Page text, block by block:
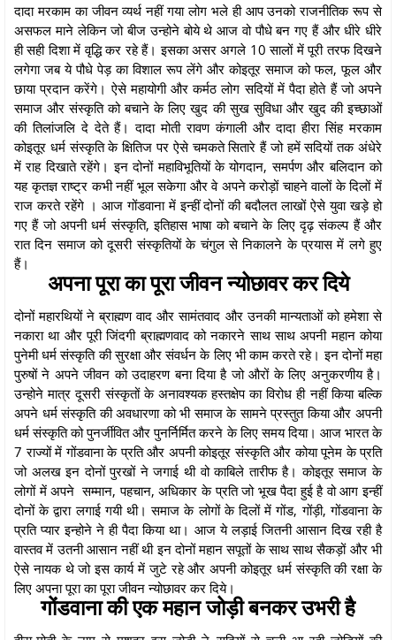
दादा मरकाम का जीवन व्यर्थ नहीं गया लोग भले ही आप उनको राजनीतिक रूप से
असफल माने लेकिन जो बीज उन्होने बोये थे आज वो पौधे बन गए हैं और धीरे धीरे
ही सही दिशा में वृद्धि कर रहे हैं। इसका असर अगले 10 सालों में पूरी तरफ दिखने
लगेगा जब ये पौधे पेड़ का विशाल रूप लेंगे और कोइतूर समाज को फल, फूल और
छाया प्रदान करेंगे। ऐसे महायोगी और कर्मठ लोग सदियों में पैदा होते हैं जो अपने
समाज और संस्कृति को बचाने के लिए खुद की सुख सुविधा और खुद की इच्छाओं
की तिलांजलि दे देते हैं। दादा मोती रावण कंगाली और दादा हीरा सिंह मरकाम
कोइतूर धर्म संस्कृति के क्षितिज पर ऐसे चमकते सितारे हैं जो हमें सदियों तक अंधेरे
में राह दिखाते रहेंगे। इन दोनों महाविभूतियों के योगदान, समर्पण और बलिदान को
यह कृतज्ञ राष्ट्र कभी नहीं भूल सकेगा और वे अपने करोड़ों चाहने वालों के दिलों में
राज करते रहेंगे । आज गोंडवाना में इन्हीं दोनों की बदौलत लाखों ऐसे युवा खड़े हो
गए हैं जो अपनी धर्म संस्कृति, इतिहास भाषा को बचाने के लिए दृढ़ संकल्प हैं और
रात दिन समाज को दूसरी संस्कृतियों के चंगुल से निकालने के प्रयास में लगे हुए
हैं।
अपना पूरा का पूरा जीवन न्योछावर कर दिये
दोनों महारथियों ने ब्राह्मण वाद और सामंतवाद और उनकी मान्यताओं को हमेशा से
नकारा था और पूरी जिंदगी ब्राह्मणवाद को नकारने साथ साथ अपनी महान कोया
पुनेमी धर्म संस्कृति की सुरक्षा और संवर्धन के लिए भी काम करते रहे। इन दोनों महा
पुरुषों ने अपने जीवन को उदाहरण बना दिया है जो औरों के लिए अनुकरणीय है।
उन्होने मात्र दूसरी संस्कृतों के अनावश्यक हस्तक्षेप का विरोध ही नहीं किया बल्कि
अपने धर्म संस्कृति की अवधारणा को भी समाज के सामने प्रस्तुत किया और अपनी
धर्म संस्कृति को पुनर्जीवित और पुनर्निर्मित करने के लिए समय दिया। आज भारत के
7 राज्यों में गोंडवाना के प्रति और अपनी कोइतूर संस्कृति और कोया पूनेम के प्रति
जो अलख इन दोनों पुरखों ने जगाई थी वो काबिले तारीफ है। कोइतूर समाज के
लोगों में अपने सम्मान, पहचान, अधिकार के प्रति जो भूख पैदा हुई है वो आग इन्हीं
दोनों के द्वारा लगाई गयी थी। समाज के लोगों के दिलों में गोंड, गोंड़ी, गोंडवाना के
प्रति प्यार इन्होने ने ही पैदा किया था। आज ये लड़ाई जितनी आसान दिख रही है
वास्तव में उतनी आसान नहीं थी इन दोनों महान सपूतों के साथ साथ सैकड़ों और भी
ऐसे नायक थे जो इस कार्य में जुटे रहे और अपनी कोइतूर धर्म संस्कृति की रक्षा के
लिए अपना पूरा का पूरा जीवन न्योछावर कर दिये।
गोंडवाना की एक महान जोड़ी बनकर उभरी है